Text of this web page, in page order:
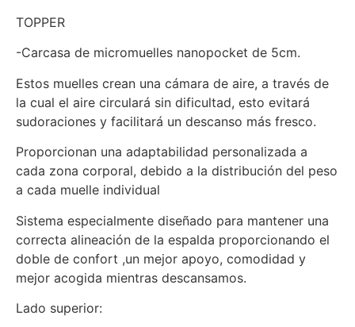
TOPPER
-Carcasa de micromuelles nanopocket de 5cm.
Estos muelles crean una cámara de aire, a través de
la cual el aire circulará sin dificultad, esto evitará
sudoraciones y facilitará un descanso más fresco.
Proporcionan una adaptabilidad personalizada a
cada zona corporal, debido a la distribución del peso
a cada muelle individual
Sistema especialmente diseñado para mantener una
correcta alineación de la espalda proporcionando el
doble de confort ,un mejor apoyo, comodidad y
mejor acogida mientras descansamos.
Lado superior: